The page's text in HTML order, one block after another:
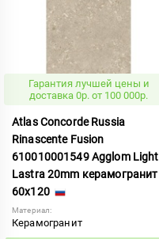
Гарантия лучшей цены и
доставка 0р. от 100 000р.
Atlas Concorde Russia
Rinascente Fusion
610010001549 Agglom Light
Lastra 20mm керамогранит
60x120
Материал:
Керамогранит